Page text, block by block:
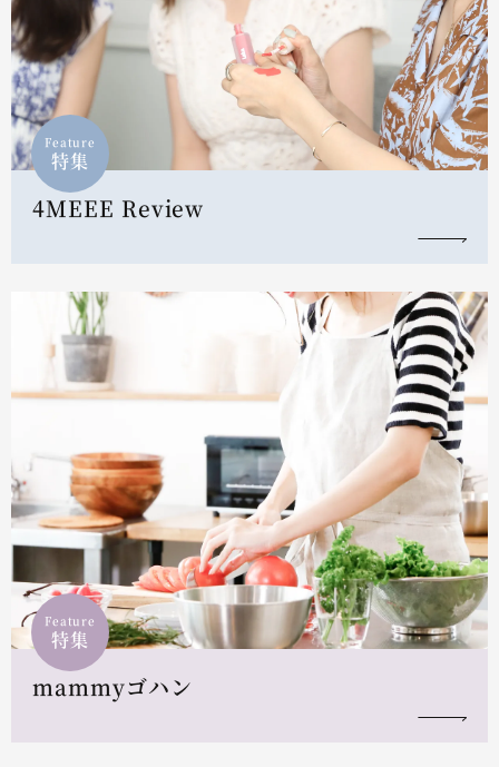
Feature
特集
4MEEE Review
Feature
特集
mammyゴハン